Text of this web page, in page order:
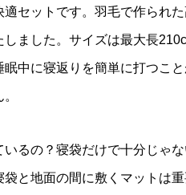
セットです。羽毛で作られ
しました。サイズは最大長
中に寝返りを簡単に打つこ
るの？寝袋だけで十分じゃ
と地面の間に敷くマットは